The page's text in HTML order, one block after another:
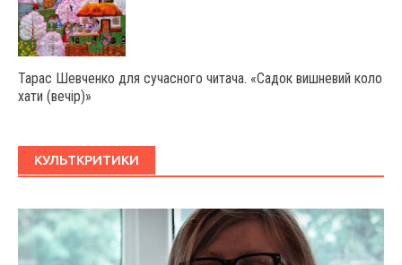
Тарас Шевченко для сучасного читача. «Садок вишневий коло
хати (вечір)»
КУЛЬТКРИТИКИ